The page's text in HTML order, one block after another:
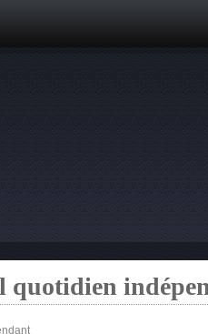
quotidien